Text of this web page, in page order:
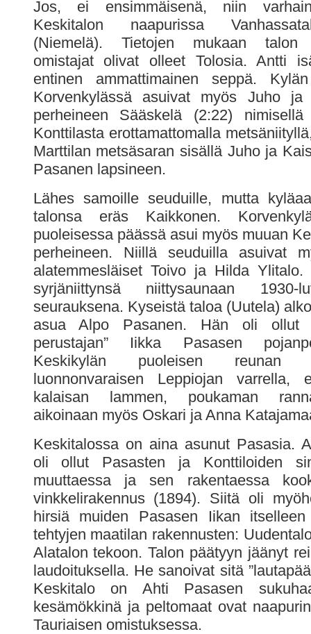
Jos, ei ensimmäisenä, niin
Keskitalon naapurissa
(Niemelä). Tietojen mukaan talon
omistajat olivat olleet Tolosia. Antti
entinen ammattimainen seppä.
Korvenkylässä asuivat myös Juho ja
perheineen Sääskelä (2:22)
Konttilasta erottamattomalla
Marttilan metsäsaran sisällä Juho ja
Pasanen lapsineen.
Lähes samoille seuduille, mutta
talonsa eräs Kaikkonen.
puoleisessa päässä asui myös muuan
perheineen. Niillä seuduilla asuivat
alatemmesläiset Toivo ja Hilda Ylitalo.
syrjäniittynsä niittysaunaan 1930-
seurauksena. Kyseistä taloa (Uutela)
asua Alpo Pasanen. Hän oli ollut
perustajan” Iikka Pasasen
Keskikylän puoleisen reunan
luonnonvaraisen Leppiojan varrella,
kalaisan lammen, poukaman
aikoinaan myös Oskari ja Anna
Keskitalossa on aina asunut Pasasia.
oli ollut Pasasten ja Konttiloiden
muuttaessa ja sen rakentaessa
vinkkelirakennus (1894). Siitä oli
hirsiä muiden Pasasen Iikan
tehtyjen maatilan rakennusten:
Alatalon tekoon. Talon päätyyn jäänyt
laudoituksella. He sanoivat sitä
Keskitalo on Ahti Pasasen
kesämökkinä ja peltomaat ovat
Tauriaisen omistuksessa.